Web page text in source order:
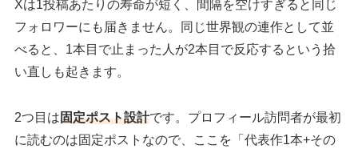
Xは1投稿あたりの寿命が短く、間隔を空けすぎると同じ
フォロワーにも届きません。同じ世界観の連作として並
べると、1本目で止まった人が2本目で反応するという拾
い直しも起きます。
2つ目は固定ポスト設計です。プロフィール訪問者が最初
に読むのは固定ポストなので、ここを「代表作1本+その